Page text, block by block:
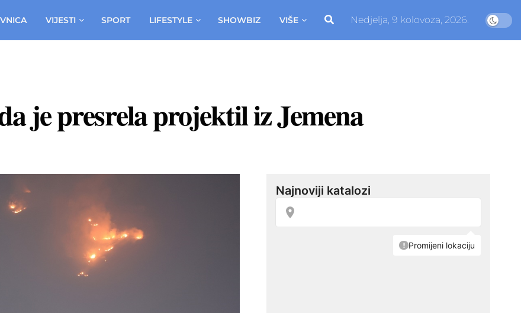
VIJESTI SPORT LIFESTYLE SHOWBIZ VIŠE Nedjelja, 9 kolovoza, 2026.
je presrela projektil iz Jemena